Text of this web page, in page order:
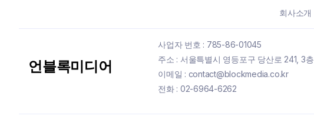
회사소개
언블록미디어
사업자 번호 : 785-86-01045
주소 : 서울특별시 영등포구 당산로 241, 3층
이메일 : contact@blockmedia.co.kr
전화 : 02-6964-6262